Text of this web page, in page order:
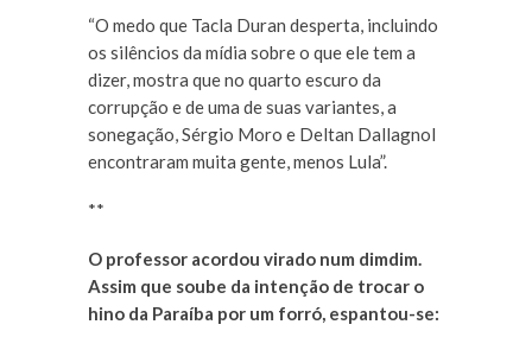
“O medo que Tacla Duran desperta, incluindo
os silêncios da mídia sobre o que ele tem a
dizer, mostra que no quarto escuro da
corrupção e de uma de suas variantes, a
sonegação, Sérgio Moro e Deltan Dallagnol
encontraram muita gente, menos Lula”.
**
O professor acordou virado num dimdim.
Assim que soube da intenção de trocar o
hino da Paraíba por um forró, espantou-se: